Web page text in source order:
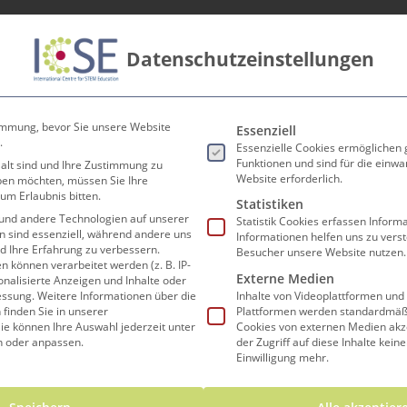
Lehrer*innen Forschen und Lehren
Verschiedene
Datenschutzeinstellungen
bevor Sie unsere Website
sind und Ihre Zustimmung zu
möchten, müssen Sie Ihre
Erlaubnis bitten.
andere Technologien auf unserer
sind essenziell, während andere uns
Ihre Erfahrung zu verbessern.
können verarbeitet werden (z. B. IP-
Anzeigen und Inhalte oder
Weitere Informationen über die
Sie in unserer
können Ihre Auswahl jederzeit unter
oder anpassen.
Es folgt eine Liste der
Essenziell
Essenzielle Cookies ermöglichen
Funktionen und sind für die
Website erforderlich.
Statistiken
Statistik Cookies erfassen
Informationen helfen uns zu
Besucher unsere Website nutzen.
Externe Medien
Inhalte von Videoplattformen
Plattformen werden
Cookies von externen Medien
der Zugriff auf diese Inhalte
Einwilligung mehr.